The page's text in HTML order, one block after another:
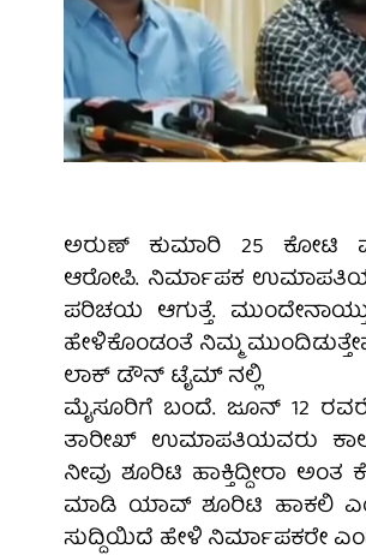
ಅರುಣ್ ಕುಮಾರಿ 25 ಕೋಟಿ
ಆರೋಪಿ. ನಿರ್ಮಾಪಕ
ಪರಿಚಯ ಆಗುತ್ತೆ.
ಹೇಳಿಕೊಂಡಂತೆ ನಿಮ್ಮ
ಲಾಕ್ ಡೌನ್ ಟೈಮ್ ನಲ್ಲಿ
ಮೈಸೂರಿಗೆ ಬಂದೆ. ಜೂನ್ 12
ತಾರೀಖ್ ಉಮಾಪತಿಯವರು
ನೀವು ಶೂರಿಟಿ ಹಾಕ್ತಿದ್ದೀರಾ
ಮಾಡಿ ಯಾವ್ ಶೂರಿಟಿ ಹಾಕಲಿ
ಸುದ್ದಿಯಿದೆ ಹೇಳಿ ನಿರ್ಮಾಪಕರೇ